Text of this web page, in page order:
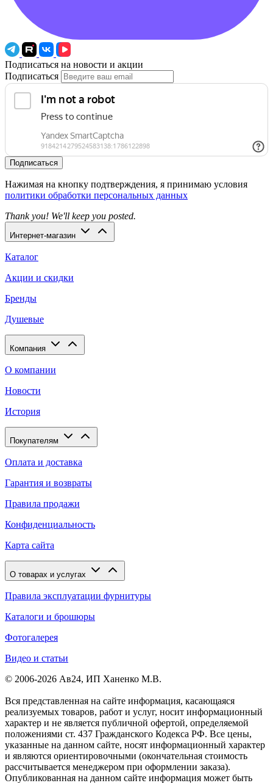
Подписаться на новости и акции
Подписаться
Подписаться
Нажимая на кнопку подтверждения, я принимаю условия
политики обработки персональных данных
Thank you! We'll keep you posted.
Интернет-магазин
Каталог
Акции и скидки
Бренды
Душевые
Компания
О компании
Новости
История
Покупателям
Оплата и доставка
Гарантия и возвраты
Правила продажи
Конфиденциальность
Карта сайта
О товарах и услугах
Правила эксплуатации фурнитуры
Каталоги и брошюры
Фотогалерея
Видео и статьи
© 2006-2026 Ав24, ИП Ханенко М.В.
Вся представленная на сайте информация, касающаяся
реализуемых товаров, работ и услуг, носит информационный
характер и не является публичной офертой, определяемой
положениями ст. 437 Гражданского Кодекса РФ. Все цены,
указанные на данном сайте, носят информационный характер
и являются ориентировочными (окончательная стоимость
рассчитывается менеджером при оформлении заказа).
Опубликованная на данном сайте информация может быть